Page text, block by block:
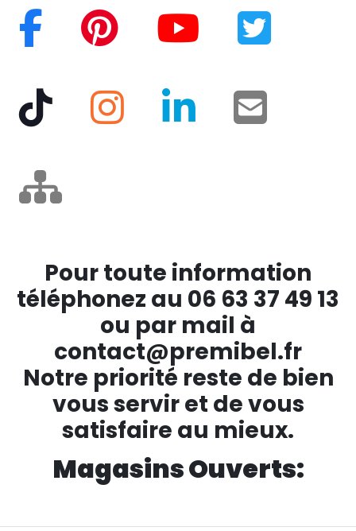
Pour toute information
téléphonez au 06 63 37 49 13
ou par mail à
contact@premibel.fr
Notre priorité reste de bien
vous servir et de vous
satisfaire au mieux.
Magasins Ouverts: